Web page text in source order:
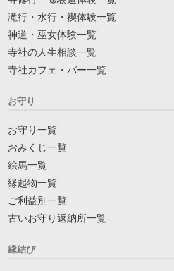
滝行・水行・禊体験一覧
神道・巫女体験一覧
寺社の人生相談一覧
寺社カフェ・バー一覧
お守り
お守り一覧
おみくじ一覧
絵馬一覧
縁起物一覧
ご利益別一覧
古いお守り返納所一覧
縁結び